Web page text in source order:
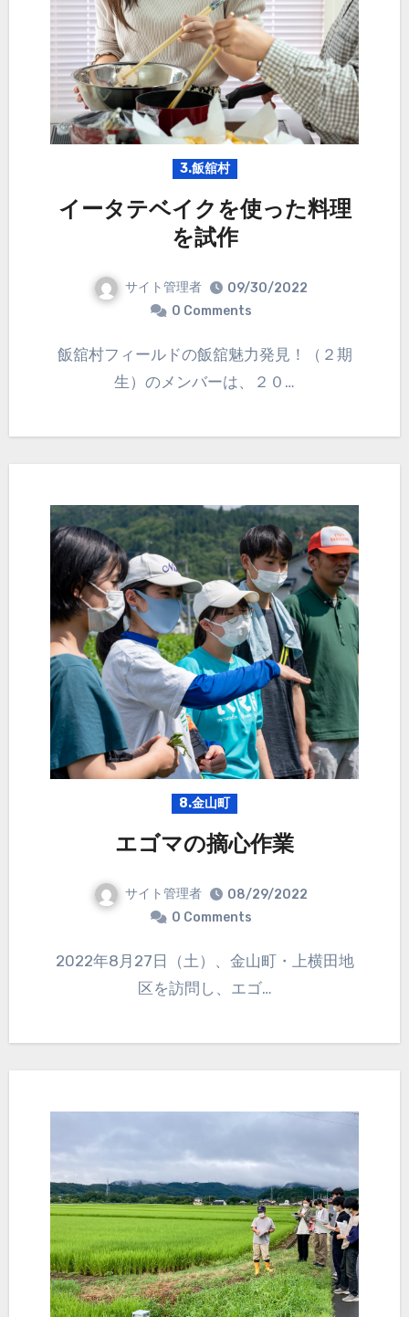
3.飯舘村
イータテベイクを使った料理
を試作
サイト管理者
09/30/2022
0 Comments
飯舘村フィールドの飯舘魅力発見！（２期
生）のメンバーは、２０…
8.金山町
エゴマの摘心作業
サイト管理者
08/29/2022
0 Comments
2022年8月27日（土）、金山町・上横田地
区を訪問し、エゴ…